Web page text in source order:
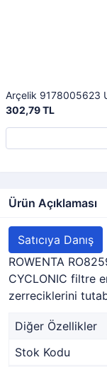
Arçelik 9178005623
302,79 TL
Ürün Açıklaması
Satıcıya Danış
ROWENTA
CYCLONIC filtre
zerreciklerini
Diğer Özellikler
Stok Kodu